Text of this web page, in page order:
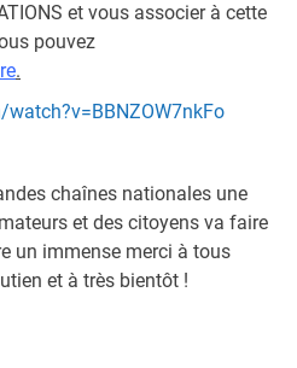
et vous associer à cette
pouvez
.
chaînes nationales une
et des citoyens va faire
un immense merci à tous
et à très bientôt !